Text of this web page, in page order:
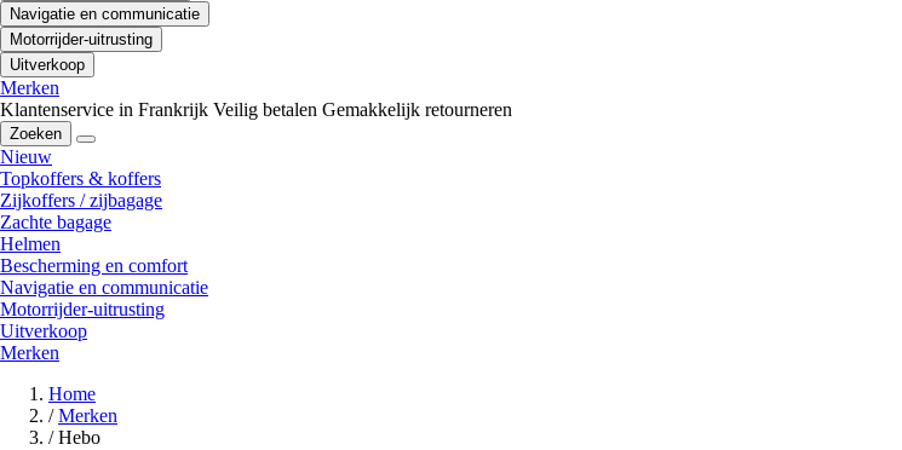
Navigatie en communicatie
Motorrijder-uitrusting
Uitverkoop
Merken
Klantenservice in Frankrijk Veilig betalen Gemakkelijk retourneren
Zoeken
Nieuw
Topkoffers & koffers
Zijkoffers / zijbagage
Zachte bagage
Helmen
Bescherming en comfort
Navigatie en communicatie
Motorrijder-uitrusting
Uitverkoop
Merken
Home
/ Merken
/ Hebo